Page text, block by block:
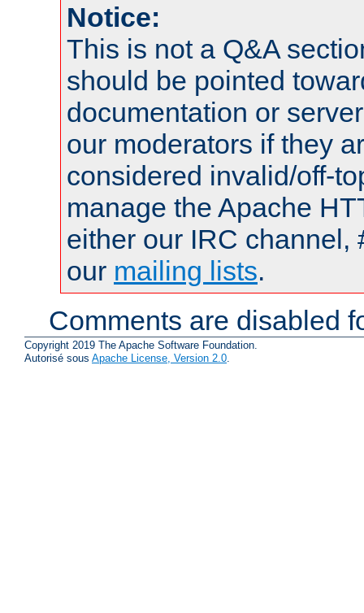
Notice:
This is not a Q&A
should be pointed
documentation or
our moderators if they
considered invalid/off-
manage the Apache
either our IRC channel,
our mailing lists.
Comments are disabled
Copyright 2019 The Apache Software Foundation.
Autorisé sous Apache License, Version 2.0.